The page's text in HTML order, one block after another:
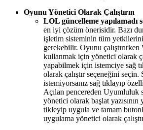
Oyunu Yönetici Olarak Çalıştırın
LOL güncelleme yapılamadı
en iyi çözüm önerisidir. Bazı
işletim sisteminin tüm
gerekebilir. Oyunu
kullanmak için yönetici olarak
yapabilmek için istemciye sağ
olarak çalıştır seçeneğini
istemiyorsanız sağ tıklayıp
Açılan pencereden Uyumluluk
yönetici olarak başlat yazısının
tikleyip uygula ve tamam
uygulama yönetici olarak